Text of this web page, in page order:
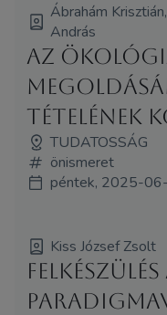
Ábrahám
András
Az
tételének
TUDATOSSÁG
önismeret
péntek, 2025-
Kiss József Zsolt